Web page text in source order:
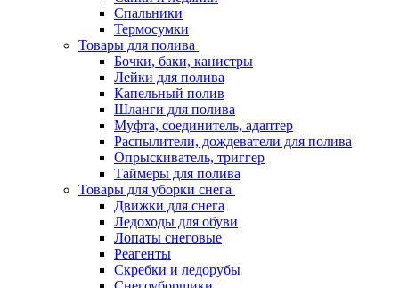
Спальники
Термосумки
Товары для полива
Бочки, баки, канистры
Лейки для полива
Капельный полив
Шланги для полива
Муфта, соединитель, адаптер
Распылители, дождеватели для полива
Опрыскиватель, триггер
Таймеры для полива
Товары для уборки снега
Движки для снега
Ледоходы для обуви
Лопаты снеговые
Реагенты
Скребки и ледорубы